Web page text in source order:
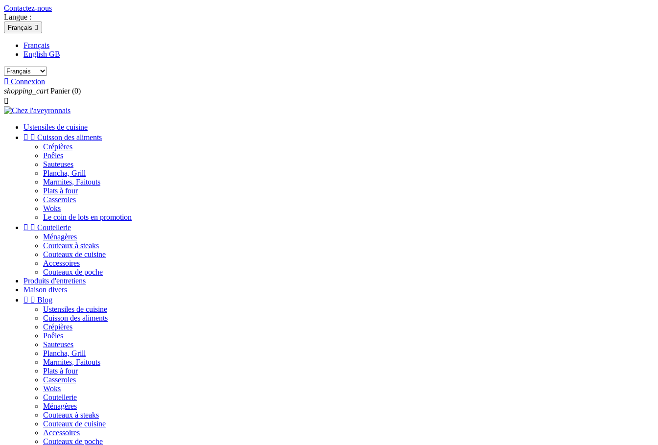
Contactez-nous
Langue :
Français 
Français
English GB
 Connexion
shopping_cart Panier (0)

Ustensiles de cuisine
  Cuisson des aliments
Crépières
Poêles
Sauteuses
Plancha, Grill
Marmites, Faitouts
Plats à four
Casseroles
Woks
Le coin de lots en promotion
  Coutellerie
Ménagères
Couteaux à steaks
Couteaux de cuisine
Accessoires
Couteaux de poche
Produits d'entretiens
Maison divers
  Blog
Ustensiles de cuisine
Cuisson des aliments
Crépières
Poêles
Sauteuses
Plancha, Grill
Marmites, Faitouts
Plats à four
Casseroles
Woks
Coutellerie
Ménagères
Couteaux à steaks
Couteaux de cuisine
Accessoires
Couteaux de poche